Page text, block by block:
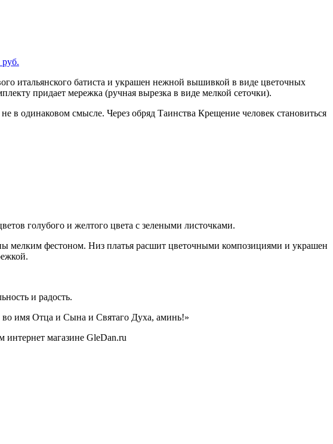
руб.
итальянского батиста и украшен нежной вышивкой в виде цветочных
придает мережка (ручная вырезка в виде мелкой сеточки).
в одинаковом смысле. Через обряд Таинства Крещение человек становиться
голубого и желтого цвета с зелеными листочками.
мелким фестоном. Низ платья расшит цветочными композициями и украшен
и радость.
во имя Отца и Сына и Святаго Духа, аминь!»
магазине GleDan.ru